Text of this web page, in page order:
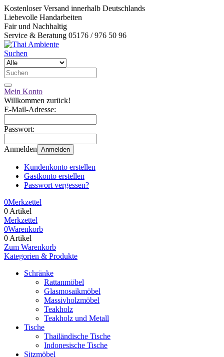
Kostenloser Versand innerhalb Deutschlands
Liebevolle Handarbeiten
Fair und Nachhaltig
Service & Beratung 05176 / 976 50 96
Suchen
Mein Konto
Willkommen zurück!
E-Mail-Adresse:
Passwort:
Anmelden Anmelden
Kundenkonto erstellen
Gastkonto erstellen
Passwort vergessen?
0Merkzettel
0 Artikel
Merkzettel
0Warenkorb
0 Artikel
Zum Warenkorb
Kategorien & Produkte
Schränke
Rattanmöbel
Glasmosaikmöbel
Massivholzmöbel
Teakholz
Teakholz und Metall
Tische
Thailändische Tische
Indonesische Tische
Sitzmöbel